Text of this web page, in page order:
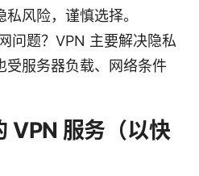
私风险，谨慎选择。
问题？VPN 主要解决隐私
受服务器负载、网络条件
VPN 服务（以快